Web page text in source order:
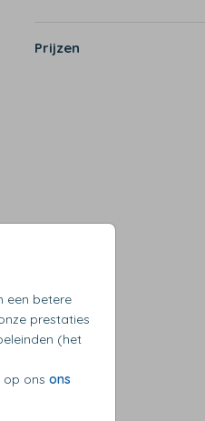
een betere
prestaties
(het
ons ons
Prijzen